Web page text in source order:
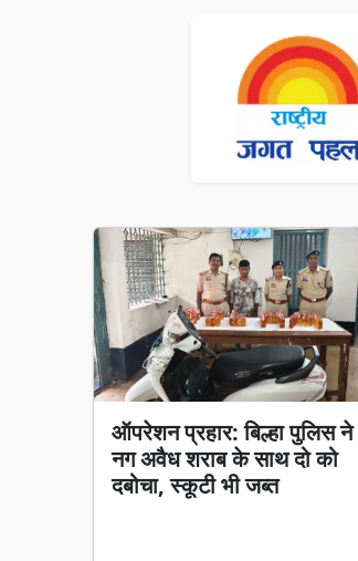
ऑपरेशन प्रहार: बिल्हा पुलिस
नग अवैध शराब के साथ दो को
दबोचा, स्कूटी भी जब्त